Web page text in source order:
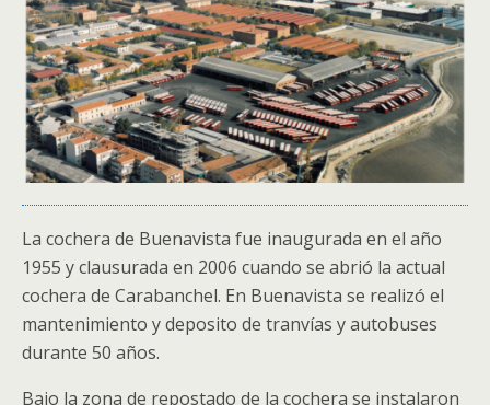
La cochera de Buenavista fue inaugurada en el año
1955 y clausurada en 2006 cuando se abrió la actual
cochera de Carabanchel. En Buenavista se realizó el
mantenimiento y deposito de tranvías y autobuses
durante 50 años.
Bajo la zona de repostado de la cochera se instalaron